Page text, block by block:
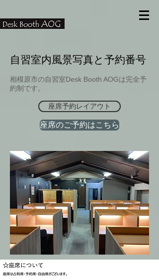
​自習室内風景写真と予約番号
相模原市の自習室Desk Booth AOGは完全予
約制です。
座席予約レイアウト
座席のご予約はこちら